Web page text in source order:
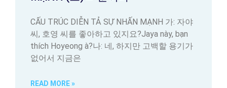
CẤU TRÚC DIỄN TẢ SỰ NHẤN MẠNH 가: 자야
씨, 호영 씨를 좋아하고 있지요?Jaya này, bạn
thích Hoyeong à?나: 네, 하지만 고백할 용기가
없어서 지금은
READ MORE »